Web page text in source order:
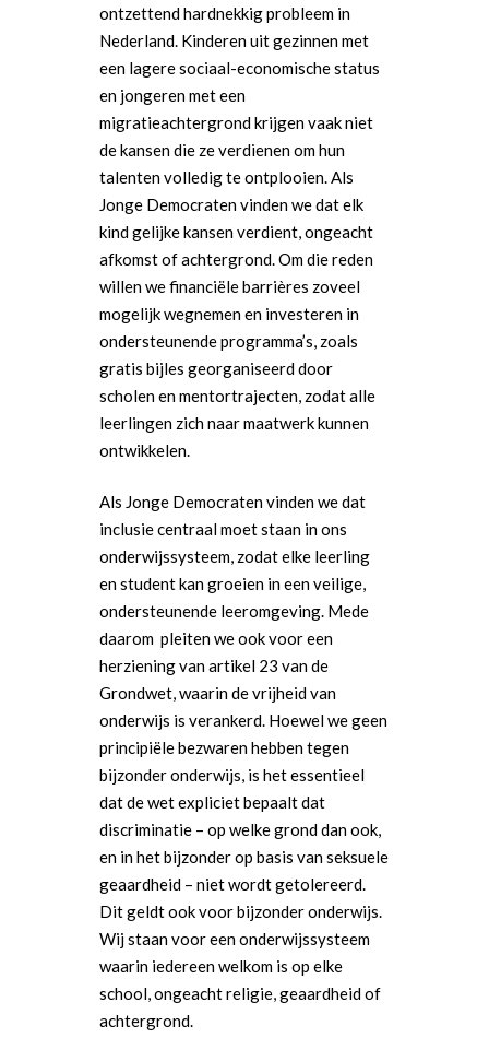
ontzettend hardnekkig probleem in
Nederland. Kinderen uit gezinnen met
een lagere sociaal-economische status
en jongeren met een
migratieachtergrond krijgen vaak niet
de kansen die ze verdienen om hun
talenten volledig te ontplooien. Als
Jonge Democraten vinden we dat elk
kind gelijke kansen verdient, ongeacht
afkomst of achtergrond. Om die reden
willen we financiële barrières zoveel
mogelijk wegnemen en investeren in
ondersteunende programma’s, zoals
gratis bijles georganiseerd door
scholen en mentortrajecten, zodat alle
leerlingen zich naar maatwerk kunnen
ontwikkelen.
Als Jonge Democraten vinden we dat
inclusie centraal moet staan in ons
onderwijssysteem, zodat elke leerling
en student kan groeien in een veilige,
ondersteunende leeromgeving. Mede
daarom pleiten we ook voor een
herziening van artikel 23 van de
Grondwet, waarin de vrijheid van
onderwijs is verankerd. Hoewel we geen
principiële bezwaren hebben tegen
bijzonder onderwijs, is het essentieel
dat de wet expliciet bepaalt dat
discriminatie – op welke grond dan ook,
en in het bijzonder op basis van seksuele
geaardheid – niet wordt getolereerd.
Dit geldt ook voor bijzonder onderwijs.
Wij staan voor een onderwijssysteem
waarin iedereen welkom is op elke
school, ongeacht religie, geaardheid of
achtergrond.